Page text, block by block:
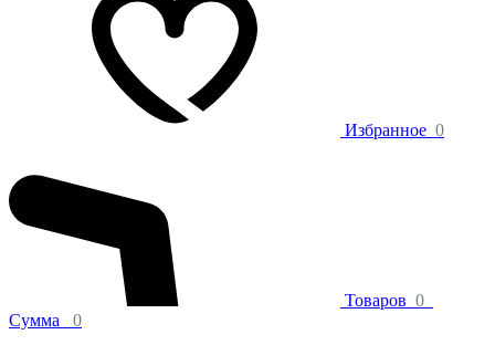
Избранное 0
Товаров 0
Сумма
0